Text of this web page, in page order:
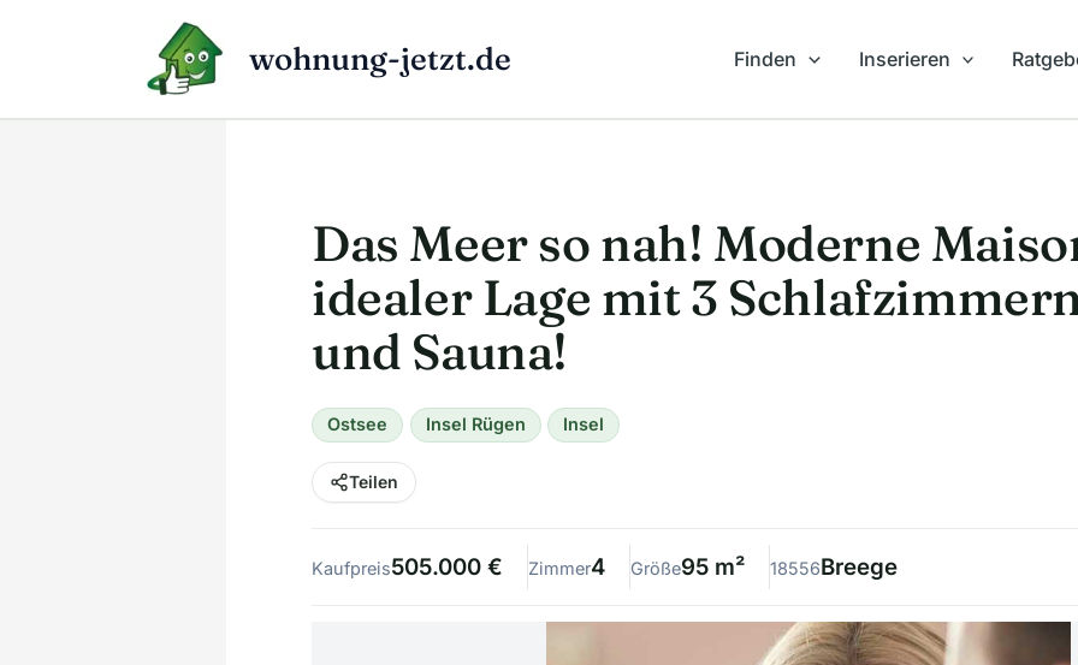
wohnung-jetzt.de Finden Inserieren
Das Meer so nah! Moderne
idealer Lage mit 3
und Sauna!
Ostsee Insel Rügen Insel
Teilen
Kaufpreis505.000 € Zimmer4 Größe95 m² 18556Breege